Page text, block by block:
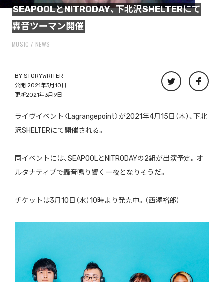
SEAPOOLとNITRODAY、下北沢SHELTERにて
轟音ツーマン開催
MUSIC NEWS
BY STORYWRITER
公開 2021年3月10日
更新2021年3月9日
ライヴイベント〈Lagrangepoint〉が2021年4月15日（木）、下北
沢SHELTERにて開催される。
同イベントには、SEAPOOLとNITRODAYの2組が出演予定。オ
ルタナティブで轟音鳴り響く一夜となりそうだ。
チケットは3月10日（水）10時より発売中。（西澤裕郎）